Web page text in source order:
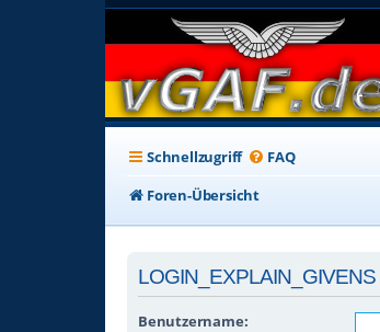
Schnellzugriff FAQ
Foren-Übersicht
LOGIN_EXPLAIN_GIVENS
Benutzername: